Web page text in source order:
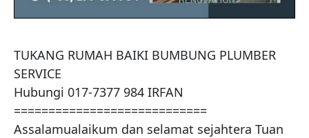
TUKANG RUMAH BAIKI BUMBUNG PLUMBER
SERVICE
Hubungi 017-7377 984 IRFAN
============================
Assalamualaikum dan selamat sejahtera Tuan